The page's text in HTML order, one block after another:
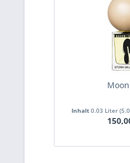
Inhalt0.03 Liter